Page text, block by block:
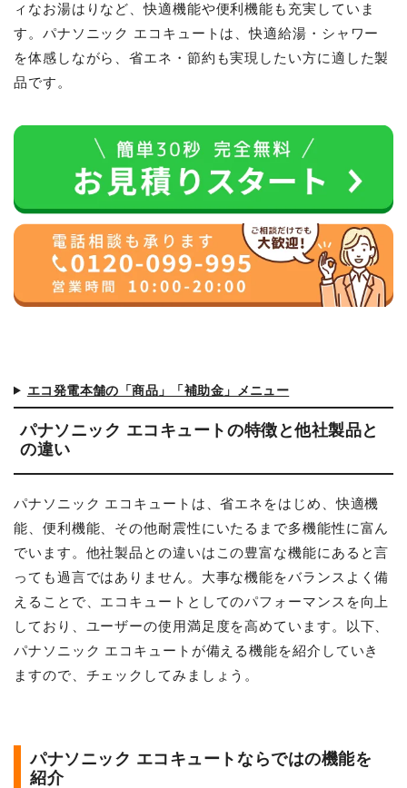
ィなお湯はりなど、快適機能や便利機能も充実していま
す。パナソニック エコキュートは、快適給湯・シャワー
を体感しながら、省エネ・節約も実現したい方に適した製
品です。
エコ発電本舗の「商品」「補助金」メニュー
パナソニック エコキュートの特徴と他社製品と
の違い
パナソニック エコキュートは、省エネをはじめ、快適機
能、便利機能、その他耐震性にいたるまで多機能性に富ん
でいます。他社製品との違いはこの豊富な機能にあると言
っても過言ではありません。大事な機能をバランスよく備
えることで、エコキュートとしてのパフォーマンスを向上
しており、ユーザーの使用満足度を高めています。以下、
パナソニック エコキュートが備える機能を紹介していき
ますので、チェックしてみましょう。
パナソニック エコキュートならではの機能を
紹介